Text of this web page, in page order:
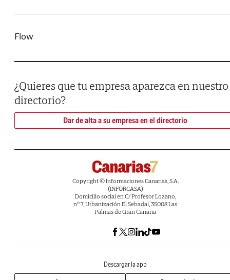
Flow
¿Quieres que tu empresa aparezca en nuestro
directorio?
Dar de alta a su empresa en el directorio
Copyright © Informaciones Canarias, S.A.
(INFORCASA)
Domicilio social en C/ Profesor Lozano,
nº 7, Urbanización El Sebadal, 35008 Las
Palmas de Gran Canaria
Descargar la app